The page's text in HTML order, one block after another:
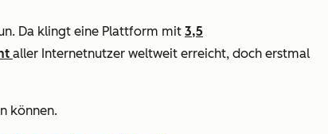
Da klingt eine Plattform mit 3,5
aller Internetnutzer weltweit erreicht, doch erstmal
können.